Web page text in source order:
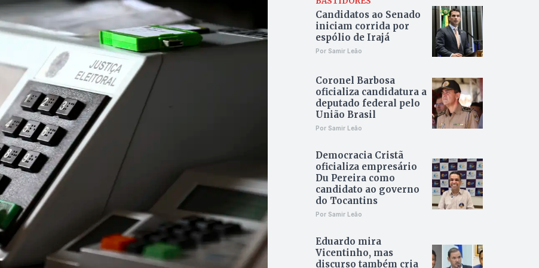
Candidatos ao Senado
iniciam corrida por
espólio de Irajá
Por Samir Leão
Coronel Barbosa
oficializa candidatura a
deputado federal pelo
União Brasil
Por Samir Leão
Democracia Cristã
oficializa empresário
Du Pereira como
candidato ao governo
do Tocantins
Por Samir Leão
Eduardo mira
Vicentinho, mas
discurso também cria